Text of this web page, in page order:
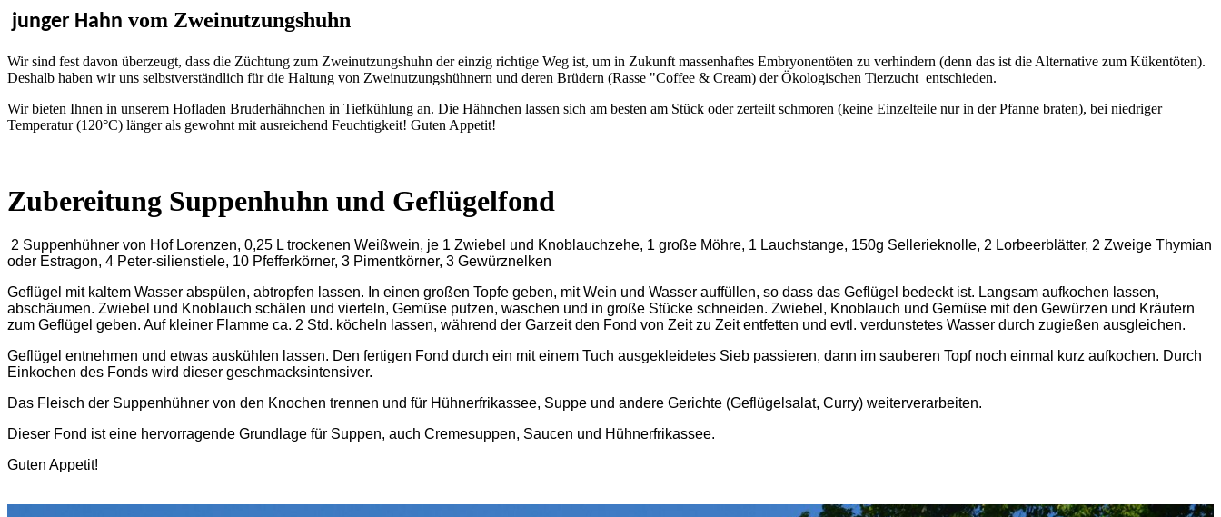
junger Hahn vom Zweinutzungshuhn
Wir sind fest davon überzeugt, dass die Züchtung zum Zweinutzungshuhn der einzig richtige Weg ist, um in Zukunft massenhaftes Embryonentöten zu verhindern (denn das ist die Alternative zum Kükentöten).
Deshalb haben wir uns selbstverständlich für die Haltung von Zweinutzungshühnern und deren Brüdern (Rasse "Coffee & Cream) der Ökologischen Tierzucht entschieden.
Wir bieten Ihnen in unserem Hofladen Bruderhähnchen in Tiefkühlung an. Die Hähnchen lassen sich am besten am Stück oder zerteilt schmoren (keine Einzelteile nur in der Pfanne braten), bei niedriger
Temperatur (120°C) länger als gewohnt mit ausreichend Feuchtigkeit! Guten Appetit!
Zubereitung Suppenhuhn und Geflügelfond
2 Suppenhühner von Hof Lorenzen, 0,25 L trockenen Weißwein, je 1 Zwiebel und Knoblauchzehe, 1 große Möhre, 1 Lauchstange, 150g Sellerieknolle, 2 Lorbeerblätter, 2 Zweige Thymian
oder Estragon, 4 Peter-silienstiele, 10 Pfefferkörner, 3 Pimentkörner, 3 Gewürznelken
Geflügel mit kaltem Wasser abspülen, abtropfen lassen. In einen großen Topfe geben, mit Wein und Wasser auffüllen, so dass das Geflügel bedeckt ist. Langsam aufkochen lassen,
abschäumen. Zwiebel und Knoblauch schälen und vierteln, Gemüse putzen, waschen und in große Stücke schneiden. Zwiebel, Knoblauch und Gemüse mit den Gewürzen und Kräutern
zum Geflügel geben. Auf kleiner Flamme ca. 2 Std. köcheln lassen, während der Garzeit den Fond von Zeit zu Zeit entfetten und evtl. verdunstetes Wasser durch zugießen ausgleichen.
Geflügel entnehmen und etwas auskühlen lassen. Den fertigen Fond durch ein mit einem Tuch ausgekleidetes Sieb passieren, dann im sauberen Topf noch einmal kurz aufkochen. Durch
Einkochen des Fonds wird dieser geschmacksintensiver.
Das Fleisch der Suppenhühner von den Knochen trennen und für Hühnerfrikassee, Suppe und andere Gerichte (Geflügelsalat, Curry) weiterverarbeiten.
Dieser Fond ist eine hervorragende Grundlage für Suppen, auch Cremesuppen, Saucen und Hühnerfrikassee.
Guten Appetit!